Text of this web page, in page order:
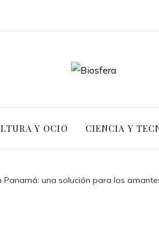
Y OCIO CIENCIA Y
una solución para los